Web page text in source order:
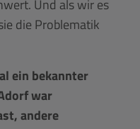
Und als wir es
die Problematik
ein bekannter
war
andere